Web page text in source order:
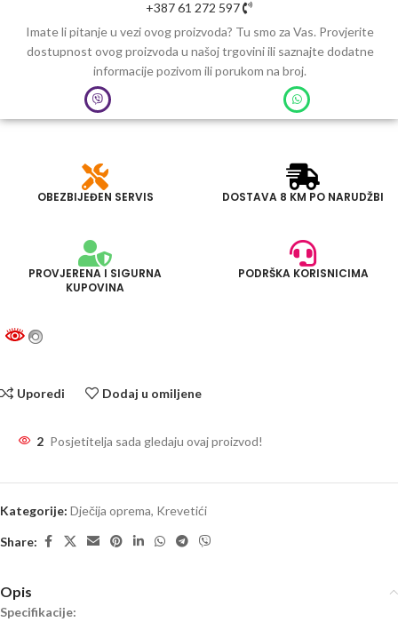
+387 61 272 597
Imate li pitanje u vezi ovog proizvoda? Tu smo za Vas. Provjerite
dostupnost ovog proizvoda u našoj trgovini ili saznajte dodatne
informacije pozivom ili porukom na broj.
OBEZBIJEĐEN SERVIS DOSTAVA 8 KM PO NARUDŽBI
PROVJERENA I SIGURNA
KUPOVINA
PODRŠKA KORISNICIMA
Uporedi Dodaj u omiljene
2 Posjetitelja sada gledaju ovaj proizvod!
Kategorije: Dječija oprema, Krevetići
Share:
Opis
Specifikacije: